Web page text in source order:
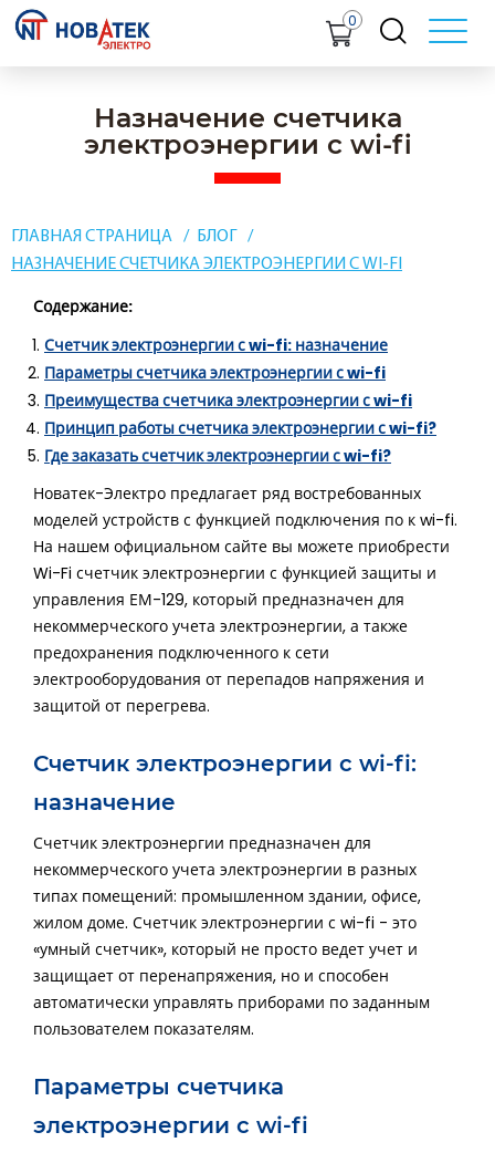
0
Назначение счетчика
электроэнергии с wi-fi
ГЛАВНАЯ СТРАНИЦА
БЛОГ
НАЗНАЧЕНИЕ СЧЕТЧИКА ЭЛЕКТРОЭНЕРГИИ С WI-FI
Содержание:
Счетчик электроэнергии с wi-fi: назначение
Параметры счетчика электроэнергии с wi-fi
Преимущества счетчика электроэнергии с wi-fi
Принцип работы счетчика электроэнергии с wi-fi?
Где заказать счетчик электроэнергии с wi-fi?
Новатек-Электро предлагает ряд востребованных
моделей устройств с функцией подключения по к wi-fi.
На нашем официальном сайте вы можете приобрести
Wi-Fi счетчик электроэнергии с функцией защиты и
управления ЕМ-129, который предназначен для
некоммерческого учета электроэнергии, а также
предохранения подключенного к сети
электрооборудования от перепадов напряжения и
защитой от перегрева.
Счетчик электроэнергии с wi-fi:
назначение
Счетчик электроэнергии предназначен для
некоммерческого учета электроэнергии в разных
типах помещений: промышленном здании, офисе,
жилом доме. Счетчик электроэнергии с wi-fi - это
«умный счетчик», который не просто ведет учет и
защищает от перенапряжения, но и способен
автоматически управлять приборами по заданным
пользователем показателям.
Параметры счетчика
электроэнергии с wi-fi